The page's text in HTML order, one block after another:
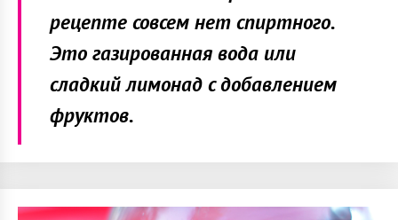
рецепте совсем нет спиртного.
Это газированная вода или
сладкий лимонад с добавлением
фруктов.